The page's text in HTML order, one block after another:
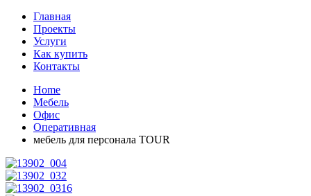
Главная
Проекты
Услуги
Как купить
Контакты
Home
Мебель
Офис
Оперативная
мебель для персонала TOUR